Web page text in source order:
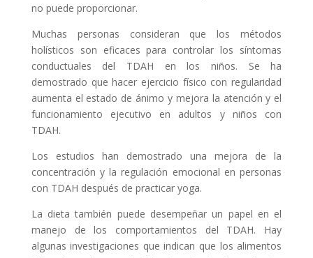
no puede proporcionar.
Muchas personas consideran que los métodos
holísticos son eficaces para controlar los síntomas
conductuales del TDAH en los niños. Se ha
demostrado que hacer ejercicio físico con regularidad
aumenta el estado de ánimo y mejora la atención y el
funcionamiento ejecutivo en adultos y niños con
TDAH.
Los estudios han demostrado una mejora de la
concentración y la regulación emocional en personas
con TDAH después de practicar yoga.
La dieta también puede desempeñar un papel en el
manejo de los comportamientos del TDAH. Hay
algunas investigaciones que indican que los alimentos